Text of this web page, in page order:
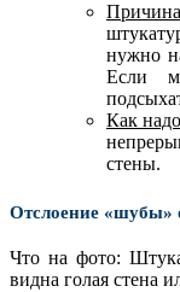
Причина
нужно
Если
Как надо
стены.
Отслоение «шубы»
Что на фото:
видна голая стена